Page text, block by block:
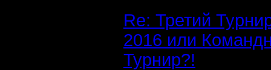
Re: Третий
2016 или
Турнир?!